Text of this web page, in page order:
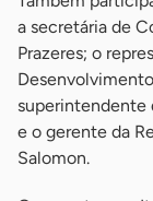
a secretária de
Prazeres; o
superintendente
e o gerente da
Salomon.